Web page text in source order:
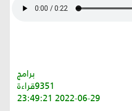
برامج
9351قراءة
2022-06-29 23:49:21